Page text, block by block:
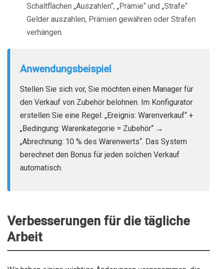
Schaltflächen „Auszahlen“, „Prämie“ und „Strafe“
Gelder auszahlen, Prämien gewähren oder Strafen
verhängen.
Anwendungsbeispiel
Stellen Sie sich vor, Sie möchten einen Manager für
den Verkauf von Zubehör belohnen. Im Konfigurator
erstellen Sie eine Regel: „Ereignis: Warenverkauf“ +
„Bedingung: Warenkategorie = Zubehör“ →
„Abrechnung: 10 % des Warenwerts“. Das System
berechnet den Bonus für jeden solchen Verkauf
automatisch.
Verbesserungen für die tägliche
Arbeit